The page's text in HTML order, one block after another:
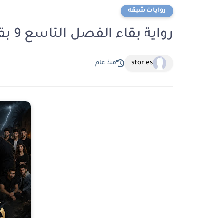
روايات شيقه
رواية بقاء الفصل التاسع 9 بقلم رباب حسين
stories منذ عام